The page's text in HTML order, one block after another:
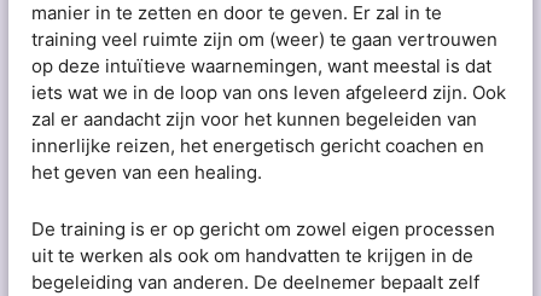
manier in te zetten en door te geven. Er zal in te
training veel ruimte zijn om (weer) te gaan vertrouwen
op deze intuïtieve waarnemingen, want meestal is dat
iets wat we in de loop van ons leven afgeleerd zijn. Ook
zal er aandacht zijn voor het kunnen begeleiden van
innerlijke reizen, het energetisch gericht coachen en
het geven van een healing.
De training is er op gericht om zowel eigen processen
uit te werken als ook om handvatten te krijgen in de
begeleiding van anderen. De deelnemer bepaalt zelf